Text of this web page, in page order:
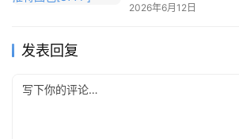
2026年6月12日
发表回复